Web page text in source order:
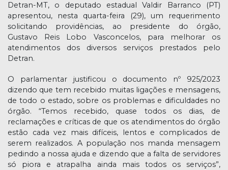
Detran-MT, o deputado estadual Valdir Barranco (PT)
apresentou, nesta quarta-feira (29), um requerimento
solicitando providências, ao presidente do órgão,
Gustavo Reis Lobo Vasconcelos, para melhorar os
atendimentos dos diversos serviços prestados pelo
Detran.
O parlamentar justificou o documento nº 925/2023
dizendo que tem recebido muitas ligações e mensagens,
de todo o estado, sobre os problemas e dificuldades no
órgão. “Temos recebido, quase todos os dias, de
reclamações e críticas de que os atendimentos do órgão
estão cada vez mais difíceis, lentos e complicados de
serem realizados. A população nos manda mensagem
pedindo a nossa ajuda e dizendo que a falta de servidores
só piora e atrapalha ainda mais todos os serviços”,